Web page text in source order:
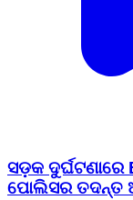
ସଡ଼କ
ପୋଲିସର ତଦନ୍ତ